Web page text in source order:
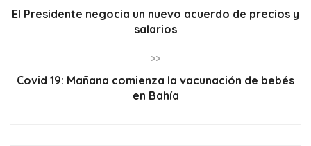
El Presidente negocia un nuevo acuerdo de precios y
salarios
>>
Covid 19: Mañana comienza la vacunación de bebés
en Bahía